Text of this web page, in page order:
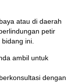
atau di daerah
petir
ini.
ambil untuk
dengan